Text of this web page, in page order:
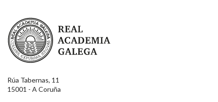
Real Academia Galega
Rúa Tabernas, 11
15001 - A Coruña